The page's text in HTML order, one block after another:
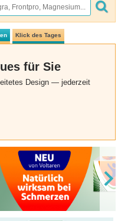
Klick des Tages
für Sie
Design — jederzeit